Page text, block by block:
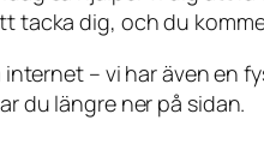
tacka dig, och du
– vi har även en
du längre ner på sidan.